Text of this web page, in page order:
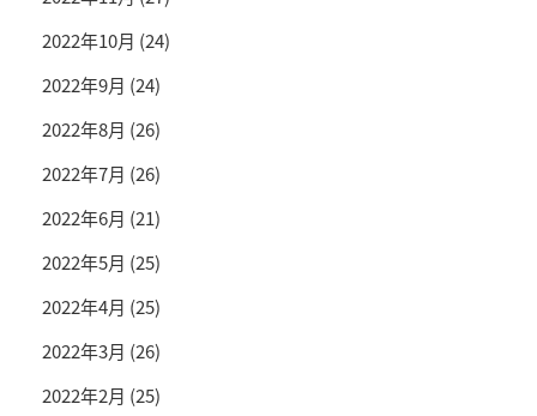
2022年10月 (24)
2022年9月 (24)
2022年8月 (26)
2022年7月 (26)
2022年6月 (21)
2022年5月 (25)
2022年4月 (25)
2022年3月 (26)
2022年2月 (25)